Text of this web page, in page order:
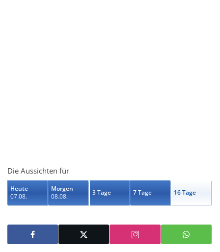
Die Aussichten für
Heute
07.08.
Morgen
08.08.
3 Tage 7 Tage 16 Tage